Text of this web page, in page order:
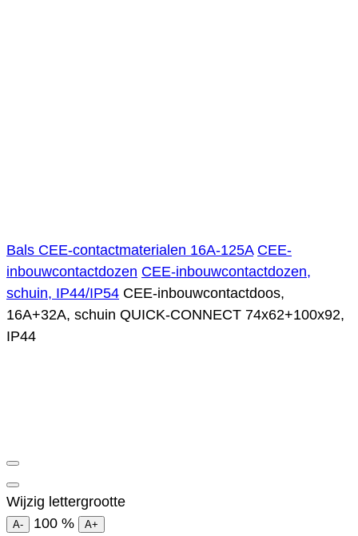
Bals CEE-contactmaterialen 16A-125A CEE-
inbouwcontactdozen CEE-inbouwcontactdozen,
schuin, IP44/IP54 CEE-inbouwcontactdoos,
16A+32A, schuin QUICK-CONNECT 74x62+100x92,
IP44
Wijzig lettergrootte
A- 100 %
A+